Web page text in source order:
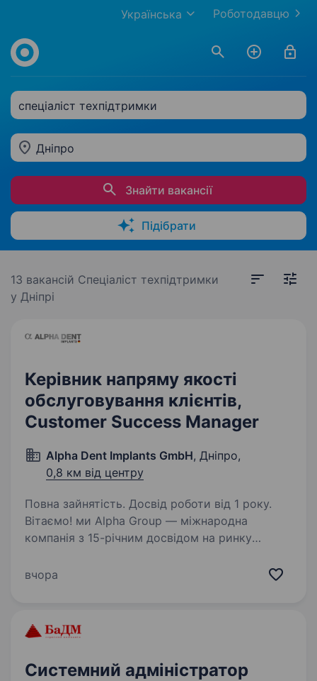
Роботодавцю
Українська
спеціаліст техпідтримки
Дніпро
Знайти вакансії
Підібрати
13 вакансій Спеціаліст техпідтримки
у Дніпрі
Керівник напряму якості
обслуговування клієнтів,
Customer Success Manager
Alpha Dent Implants GmbH, Дніпро,
0,8 км від центру
Повна зайнятість. Досвід роботи від 1 року.
Вітаємо! ми Alpha Group — міжнародна
компанія з 15-річним досвідом на ринку
у 30+ країнах світу та шукаємо фахівця, який
вчора
Системний адміністратор